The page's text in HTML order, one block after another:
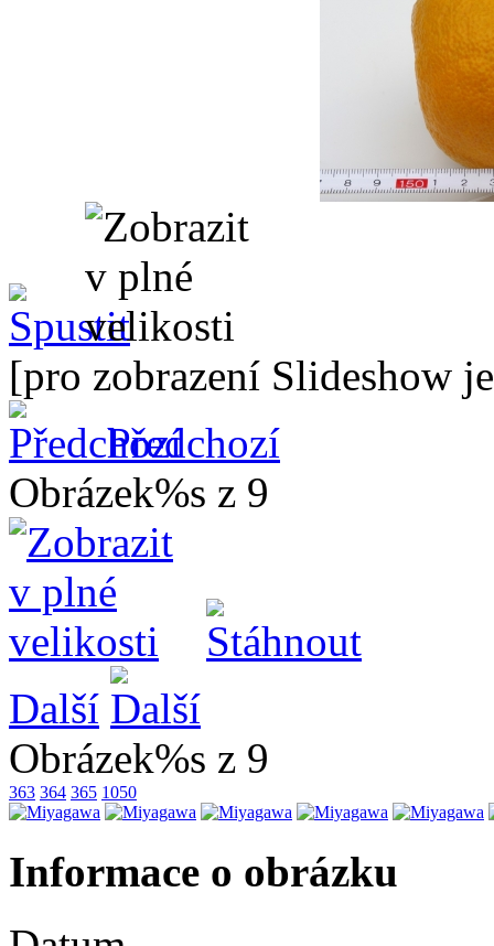
[pro zobrazení Slideshow
Předchozí
Obrázek%s z 9
Další
Obrázek%s z 9
363 364 365 1050
Informace o obrázku